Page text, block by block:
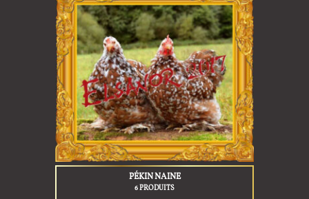
PÉKIN NAINE
6 PRODUITS